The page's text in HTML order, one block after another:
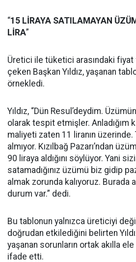
“15 LİRAYA SATILAMAYAN
LİRA”
Üretici ile tüketici arasındaki fiyat
çeken Başkan Yıldız, yaşanan
örnekledi.
Yıldız, “Dün Resul’deydim.
olarak tespit etmişler. Anladığım
maliyeti zaten 11 liranın
almıyor. Kızılbağ Pazarı’ndan
90 liraya aldığını söylüyor. Yani
satamadığınız üzümü biz gidip
almak zorunda kalıyoruz. Burada
durum var.” dedi.
Bu tablonun yalnızca üreticiyi
doğrudan etkilediğini belirten
yaşanan sorunların ortak akılla
ifade etti.